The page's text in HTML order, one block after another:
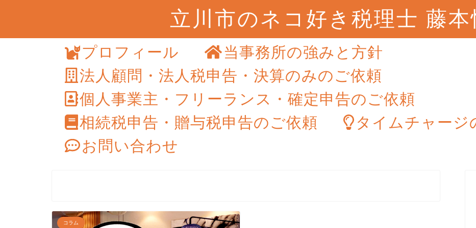
立川市のネコ好き税理士 藤本
プロフィール
当事務所の強みと方針
法人顧問・法人税申告・決算のみのご依頼
個人事業主・フリーランス・確定申告のご依頼
相続税申告・贈与税申告のご依頼
タイムチャージ
お問い合わせ
コラム